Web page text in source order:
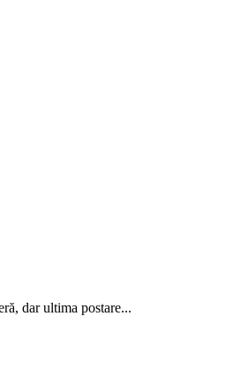
dar ultima postare...